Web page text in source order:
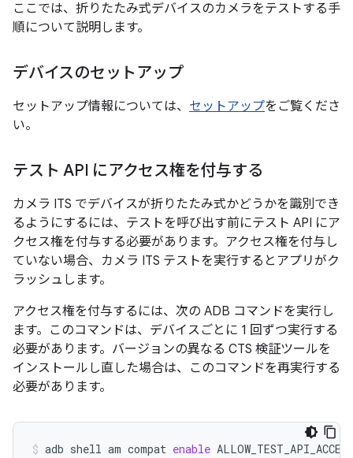
ここでは、折りたたみ式デバイスのカメラをテストする手
順について説明します。
デバイスのセットアップ
セットアップ情報については、 セットアップをご覧くださ
い。
テスト API にアクセス権を付与する
カメラ ITS でデバイスが折りたたみ式かどうかを識別でき
るようにするには、テストを呼び出す前にテスト API にア
クセス権を付与する必要があります。アクセス権を付与し
ていない場合、カメラ ITS テストを実行するとアプリがク
ラッシュします。
アクセス権を付与するには、次の ADB コマンドを実行し
ます。このコマンドは、デバイスごとに 1 回ずつ実行する
必要があります。バージョンの異なる CTS 検証ツールを
インストールし直した場合は、このコマンドを再実行する
必要があります。
adb shell am compat enable ALLOW_TEST_API_ACCESS